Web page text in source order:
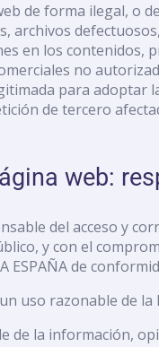
de forma ilegal, o
archivos
en los contenidos,
no
para
de tercero
web:
del acceso y
y con el
ESPAÑA de
uso razonable de
de la información,